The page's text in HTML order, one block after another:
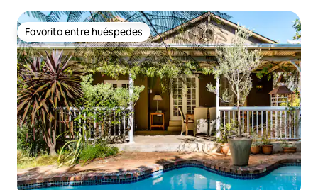
Favorito entre huéspedes
Favorito entre huéspedes